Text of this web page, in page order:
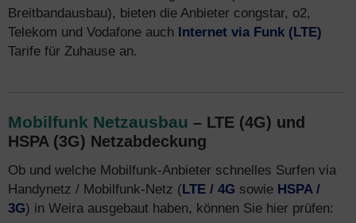
Breitbandausbau), bieten die Anbieter congstar, o2,
Telekom und Vodafone auch Internet via Funk (LTE)
Tarife für Zuhause an.
Mobilfunk Netzausbau – LTE (4G) und
HSPA (3G) Netzabdeckung
Ob und welche Mobilfunk-Anbieter schnelles Surfen via
Handynetz / Mobilfunk-Netz (LTE / 4G sowie HSPA /
3G) in Weira ausgebaut haben, können Sie hier prüfen: